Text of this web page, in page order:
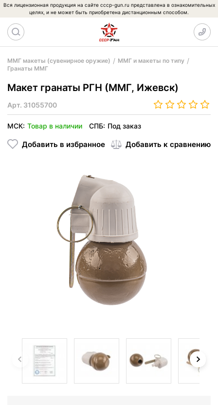
Вся лицензионная продукция на сайте cccp-gun.ru представлена в ознакомительных
целях, и не может быть приобретена дистанционным способом.
ММГ макеты (сувенирное оружие)
ММГ и макеты по типу
Гранаты ММГ
Макет гранаты РГН (ММГ, Ижевск)
Арт. 31055700
МСК: Товар в наличии СПБ: Под заказ
Добавить в избранное Добавить к сравнению